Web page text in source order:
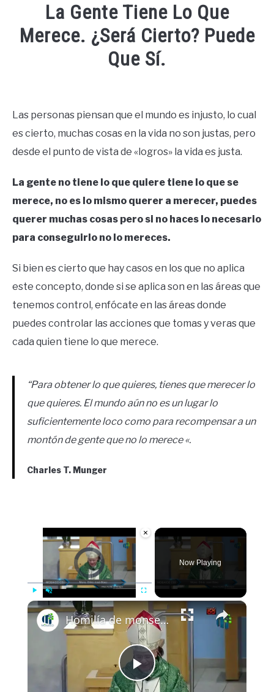
La Gente Tiene Lo Que
Merece. ¿Será Cierto? Puede
Que Sí.
in
Éxito
Las personas piensan que el mundo es injusto, lo cual
es cierto, muchas cosas en la vida no son justas, pero
desde el punto de vista de «logros» la vida es justa.
La gente no tiene lo que quiere tiene lo que se
merece, no es lo mismo querer a merecer, puedes
querer muchas cosas pero si no haces lo necesario
para conseguirlo no lo mereces.
Si bien es cierto que hay casos en los que no aplica
este concepto, donde si se aplica son en las áreas que
tenemos control, enfócate en las áreas donde
puedes controlar las acciones que tomas y veras que
cada quien tiene lo que merece.
“Para obtener lo que quieres, tienes que merecer lo
que quieres. El mundo aún no es un lugar lo
suficientemente loco como para recompensar a un
montón de gente que no lo merece «.
Charles T. Munger
×
Video Player is loading.
Unmute Fullscreen
Now Playing
×
Play
Homilía de monseñor Silvio Báez 12 octubre 2025 Domingo XXVIII del Tiempo Ordinario